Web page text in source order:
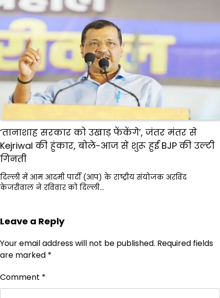
‘तानाशाह सरकार को उखाड़ फेंकेंगे’, जंतर मंतर से
Kejriwal की हुंकार, बोले-आज से शुरू हुई BJP की उल्टी
गिनती
दिल्ली में आम आदमी पार्टी (आप) के राष्ट्रीय संयोजक अरविंद
केजरीवाल ने रविवार को दिल्ली…
Leave a Reply
Your email address will not be published. Required fields
are marked *
Comment *